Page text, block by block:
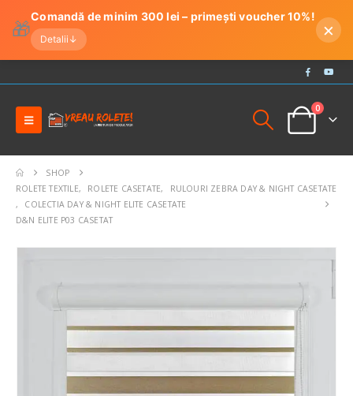
🎁
Comandă de minim 300 lei – primești voucher 10%!
Detalii ↓ ×
0
SHOP
ROLETE TEXTILE, ROLETE CASETATE,
RULOURI ZEBRA DAY & NIGHT CASETATE
,
COLECTIA DAY & NIGHT ELITE CASETATE
D&N ELITE P03 CASETAT